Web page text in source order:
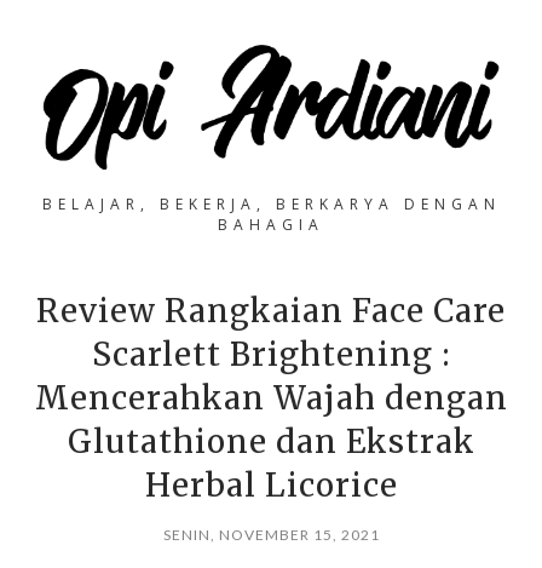
BELAJAR, BEKERJA, BERKARYA DENGAN
BAHAGIA
Review Rangkaian Face Care
Scarlett Brightening :
Mencerahkan Wajah dengan
Glutathione dan Ekstrak
Herbal Licorice
SENIN, NOVEMBER 15, 2021